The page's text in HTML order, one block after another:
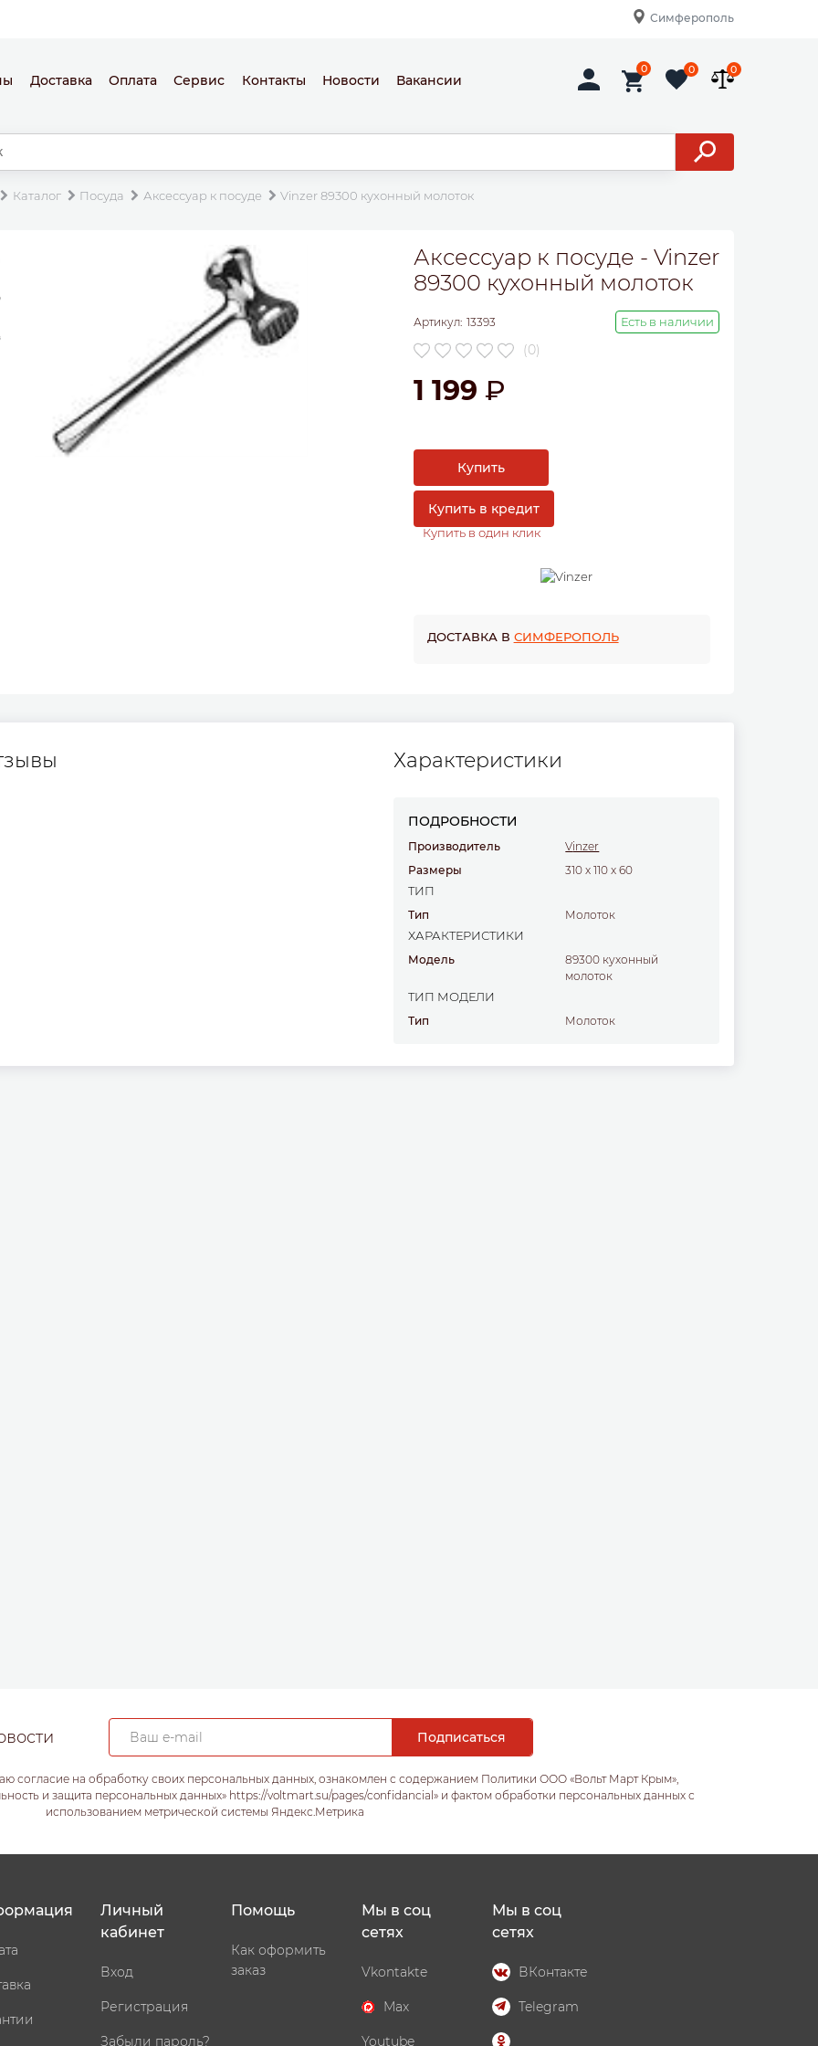
Симферополь
Доставка Оплата Сервис Контакты Новости Вакансии
0 0 0
Каталог Посуда Аксессуар к посуде Vinzer 89300 кухонный молоток
Аксессуар к посуде - Vinzer
89300 кухонный молоток
Артикул: 13393 Есть в наличии
(0)
1 199
Купить
Купить в кредит
Купить в один клик
ДОСТАВКА В СИМФЕРОПОЛЬ
Характеристики
ПОДРОБНОСТИ
Производитель
Vinzer
Размеры
310 x110 x60
ТИП
Тип молоток
ХАРАКТЕРИСТИКИ
Модель
89300 кухонный
молоток
ТИП МОДЕЛИ
Тип молоток
согласие на обработку своих персональных данных, ознакомлен с содержанием Политики ООО «Вольт Март Крым»,
и защита персональных данных» https://voltmart.su/pages/confidancial» и фактом обработки персональных данных с
использованием метрической системы Яндекс.Метрика
Личный
кабинет
Вход
Регистрация
Забыли пароль?
Помощь
Как оформить
заказ
Мы в соц
сетях
Vkontakte
Max
Youtube
Мы в соц
сетях
ВКонтакте
Telegram